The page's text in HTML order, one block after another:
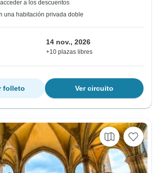
a los descuentos
una habitación privada doble
14 nov., 2026
+10 plazas libres
Ver circuito
folleto